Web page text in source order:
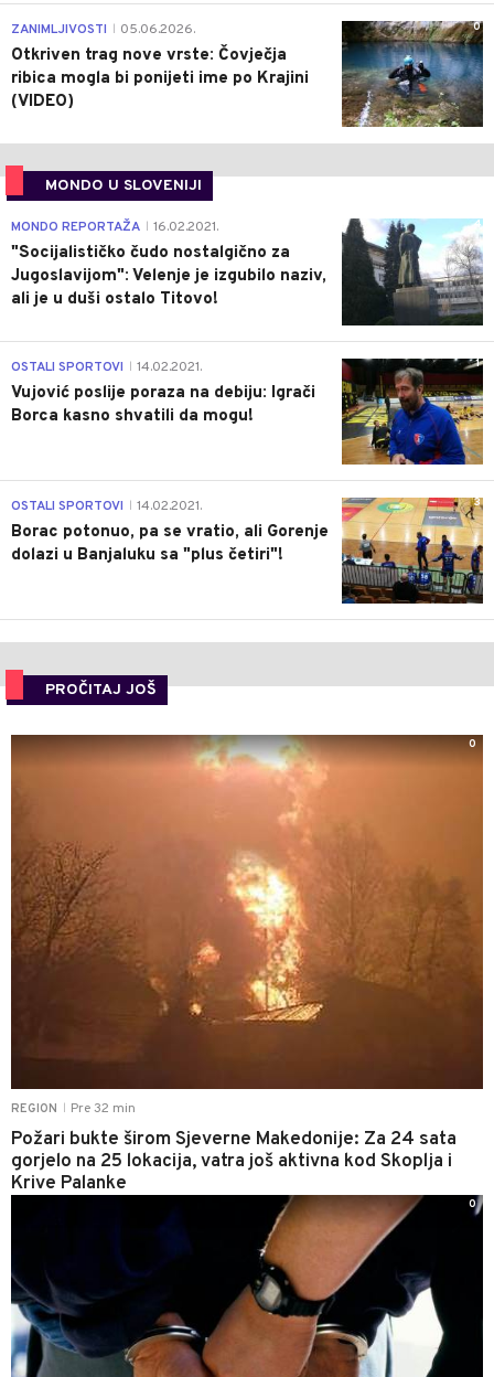
0
ZANIMLJIVOSTI 05.06.2026.
Otkriven trag nove vrste: Čovječja
ribica mogla bi ponijeti ime po Krajini
(VIDEO)
MONDO U SLOVENIJI
4
MONDO REPORTAŽA 16.02.2021.
"Socijalističko čudo nostalgično za
Jugoslavijom": Velenje je izgubilo naziv,
ali je u duši ostalo Titovo!
1
OSTALI SPORTOVI 14.02.2021.
Vujović poslije poraza na debiju: Igrači
Borca kasno shvatili da mogu!
3
OSTALI SPORTOVI 14.02.2021.
Borac potonuo, pa se vratio, ali Gorenje
dolazi u Banjaluku sa "plus četiri"!
PROČITAJ JOŠ
REGION Pre 32 min
Požari bukte širom Sjeverne Makedonije: Za 24 sata
gorjelo na 25 lokacija, vatra još aktivna kod Skoplja i
Krive Palanke
0
0